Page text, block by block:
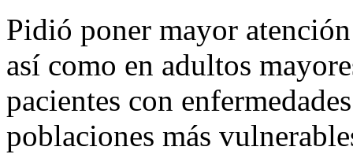
Pidió poner mayor
así como en adultos
pacientes con
poblaciones más